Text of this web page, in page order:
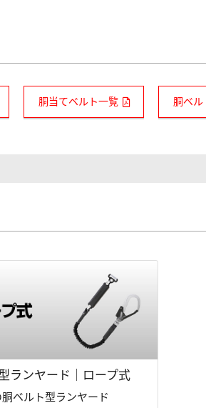
胴当てベルト一覧 胴ベ
ランヤード｜ロープ式
ベルト型ランヤード